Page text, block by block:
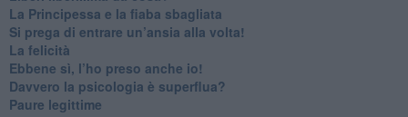
​La Principessa e la fiaba sbagliata
Si prega di entrare un’ansia alla volta!
​La felicità
​Ebbene sì, l’ho preso anche io!
​Davvero la psicologia è superflua?
Paure legittime